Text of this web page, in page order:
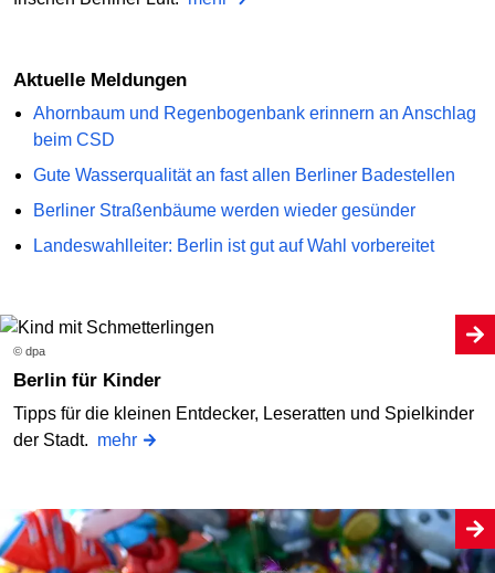
Aktuelle Meldungen
Ahornbaum und Regenbogenbank erinnern an Anschlag
beim CSD
Gute Wasserqualität an fast allen Berliner Badestellen
Berliner Straßenbäume werden wieder gesünder
Landeswahlleiter: Berlin ist gut auf Wahl vorbereitet
© dpa
Berlin für Kinder
Tipps für die kleinen Entdecker, Leseratten und Spielkinder
der Stadt. mehr